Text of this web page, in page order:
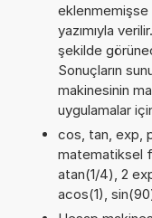
eklenmemişse
yazımıyla
şekilde
Sonuçların
makinesinin
uygulamalar
cos, tan, exp,
matematiksel
atan(1/4), 2
acos(1),